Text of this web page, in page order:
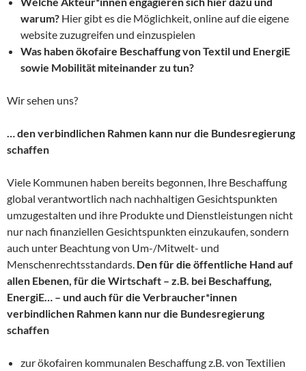
warum? Hier gibt es die Möglichkeit, online auf die eigene
website zuzugreifen und einzuspielen
Was haben ökofaire Beschaffung von Textil und EnergiE
sowie Mobilität miteinander zu tun?
Wir sehen uns?
… den verbindlichen Rahmen kann nur die Bundesregierung
schaffen
Viele Kommunen haben bereits begonnen, Ihre Beschaffung
global verantwortlich nach nachhaltigen Gesichtspunkten
umzugestalten und ihre Produkte und Dienstleistungen nicht
nur nach finanziellen Gesichtspunkten einzukaufen, sondern
auch unter Beachtung von Um-/Mitwelt- und
Menschenrechtsstandards. Den für die öffentliche Hand auf
allen Ebenen, für die Wirtschaft – z.B. bei Beschaffung,
EnergiE… – und auch für die Verbraucher*innen
verbindlichen Rahmen kann nur die Bundesregierung
schaffen
zur ökofairen kommunalen Beschaffung z.B. von Textilien